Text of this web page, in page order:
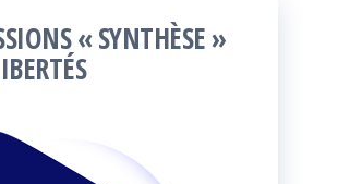
« SYNTHÈSE »